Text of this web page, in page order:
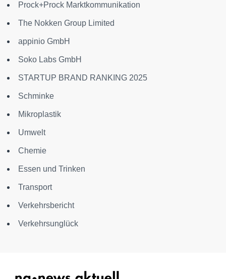
Prock+Prock Marktkommunikation
The Nokken Group Limited
appinio GmbH
Soko Labs GmbH
STARTUP BRAND RANKING 2025
Schminke
Mikroplastik
Umwelt
Chemie
Essen und Trinken
Transport
Verkehrsbericht
Verkehrsunglück